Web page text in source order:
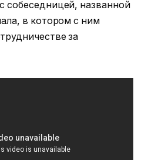
собеседницей, названной
в котором с ним
за